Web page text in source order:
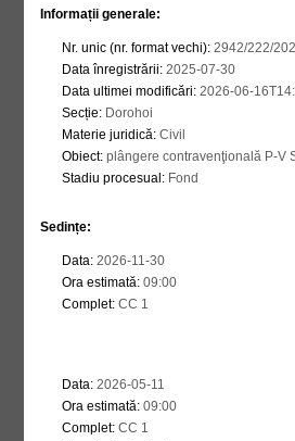
Informații generale:
Nr. unic (nr. format vechi): 2942/222/
Data înregistrării: 2025-07-30
Data ultimei modificări: 2026-06-
Secție: Dorohoi
Materie juridică: Civil
Obiect: plângere contravenţională P-V
Stadiu procesual : Fond
Sedințe:
Data: 2026-11-30
Ora estimată: 09:00
Complet: CC 1
Data: 2026-05-11
Ora estimată: 09:00
Complet: CC 1